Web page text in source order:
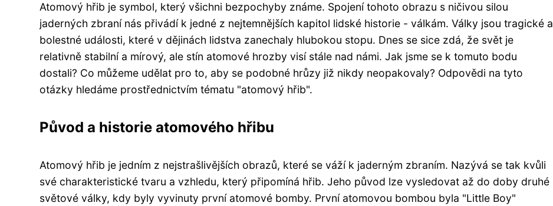
Atomový hřib je symbol, který všichni bezpochyby známe. Spojení tohoto obrazu s ničivou silou
jaderných zbraní nás přivádí k jedné z nejtemnějších kapitol lidské historie - válkám. Války jsou tragické a
bolestné události, které v dějinách lidstva zanechaly hlubokou stopu. Dnes se sice zdá, že svět je
relativně stabilní a mírový, ale stín atomové hrozby visí stále nad námi. Jak jsme se k tomuto bodu
dostali? Co můžeme udělat pro to, aby se podobné hrůzy již nikdy neopakovaly? Odpovědi na tyto
otázky hledáme prostřednictvím tématu "atomový hřib".
Původ a historie atomového hřibu
Atomový hřib je jedním z nejstrašlivějších obrazů, které se váží k jaderným zbraním. Nazývá se tak kvůli
své charakteristické tvaru a vzhledu, který připomíná hřib. Jeho původ lze vysledovat až do doby druhé
světové války, kdy byly vyvinuty první atomové bomby. První atomovou bombou byla "Little Boy"